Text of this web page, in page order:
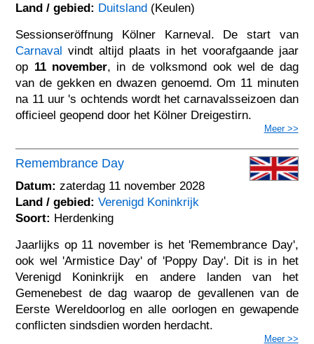
Land / gebied: Duitsland (Keulen)
Sessionseröffnung Kölner Karneval. De start van
Carnaval vindt altijd plaats in het voorafgaande jaar
op 11 november, in de volksmond ook wel de dag
van de gekken en dwazen genoemd. Om 11 minuten
na 11 uur 's ochtends wordt het carnavalsseizoen dan
officieel geopend door het Kölner Dreigestirn.
Meer >>
Remembrance Day
Datum: zaterdag 11 november 2028
Land / gebied: Verenigd Koninkrijk
Soort: Herdenking
Jaarlijks op 11 november is het 'Remembrance Day',
ook wel 'Armistice Day' of 'Poppy Day'. Dit is in het
Verenigd Koninkrijk en andere landen van het
Gemenebest de dag waarop de gevallenen van de
Eerste Wereldoorlog en alle oorlogen en gewapende
conflicten sindsdien worden herdacht.
Meer >>